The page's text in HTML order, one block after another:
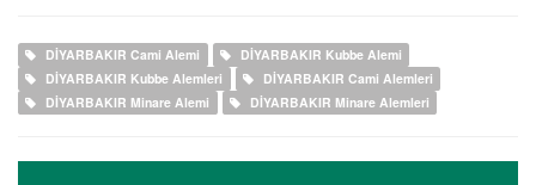
DİYARBAKIR Cami Alemi
DİYARBAKIR Kubbe Alemi
DİYARBAKIR Kubbe Alemleri
DİYARBAKIR Cami Alemleri
DİYARBAKIR Minare Alemi
DİYARBAKIR Minare Alemleri